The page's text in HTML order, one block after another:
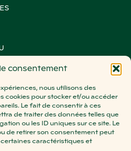
consentement
nous utilisons des
cookies pour stocker et/ou accéder
Le fait de consentir à ces
de traiter des données telles que
ou les ID uniques sur ce site. Le
de retirer son consentement peut
caractéristiques et